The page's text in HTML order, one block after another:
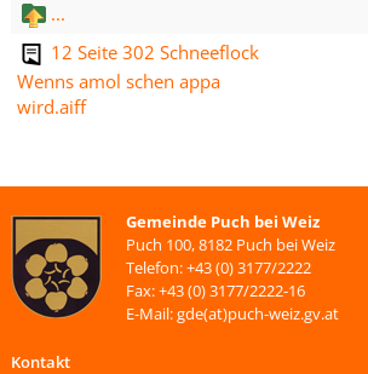
...
12 Seite 302 Schneeflock
Wenns amol schen appa
wird.aiff
Gemeinde Puch bei Weiz
Puch 100, 8182 Puch bei Weiz
Telefon: +43 (0) 3177/2222
Fax: +43 (0) 3177/2222-16
E-Mail: gde(at)puch-weiz.gv.at
Kontakt